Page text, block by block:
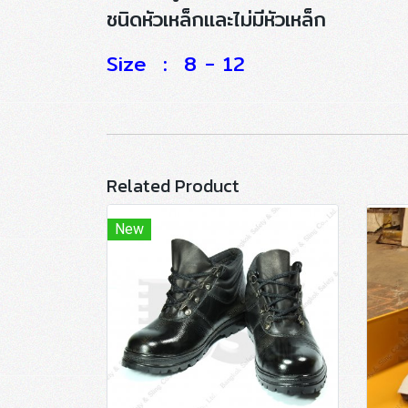
ชนิดหัวเหล็กและไม่มีหัวเหล็ก
Size : 8 - 12
Related Product
New